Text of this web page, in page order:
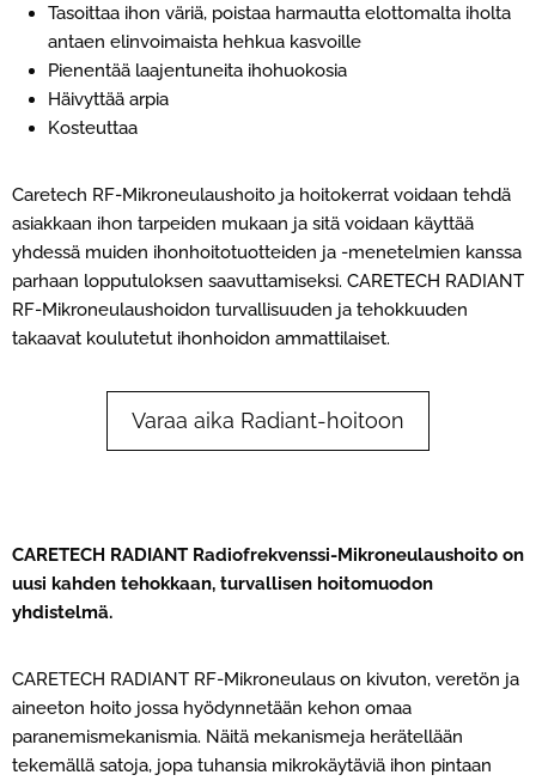
Tasoittaa ihon väriä, poistaa harmautta elottomalta iholta
antaen elinvoimaista hehkua kasvoille
Pienentää laajentuneita ihohuokosia
Häivyttää arpia
Kosteuttaa
Caretech RF-Mikroneulaushoito ja hoitokerrat voidaan tehdä
asiakkaan ihon tarpeiden mukaan ja sitä voidaan käyttää
yhdessä muiden ihonhoitotuotteiden ja -menetelmien kanssa
parhaan lopputuloksen saavuttamiseksi. CARETECH RADIANT
RF-Mikroneulaushoidon turvallisuuden ja tehokkuuden
takaavat koulutetut ihonhoidon ammattilaiset.
Varaa aika Radiant-hoitoon
CARETECH RADIANT Radiofrekvenssi-Mikroneulaushoito on
uusi kahden tehokkaan, turvallisen hoitomuodon
yhdistelmä.
CARETECH RADIANT RF-Mikroneulaus on kivuton, veretön ja
aineeton hoito jossa hyödynnetään kehon omaa
paranemismekanismia. Näitä mekanismeja herätellään
tekemällä satoja, jopa tuhansia mikrokäytäviä ihon pintaan